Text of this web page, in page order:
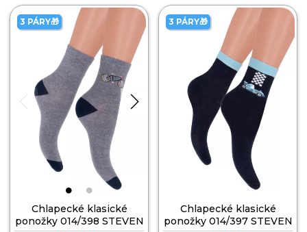
3 PÁRY🎁
Chlapecké klasické
ponožky 014/398 STEVEN
3 PÁRY🎁
Chlapecké klasické
ponožky 014/397 STEVEN